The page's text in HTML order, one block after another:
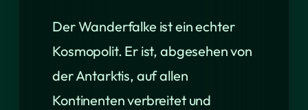
Der Wanderfalke ist ein echter
Kosmopolit. Er ist, abgesehen von
der Antarktis, auf allen
Kontinenten verbreitet und